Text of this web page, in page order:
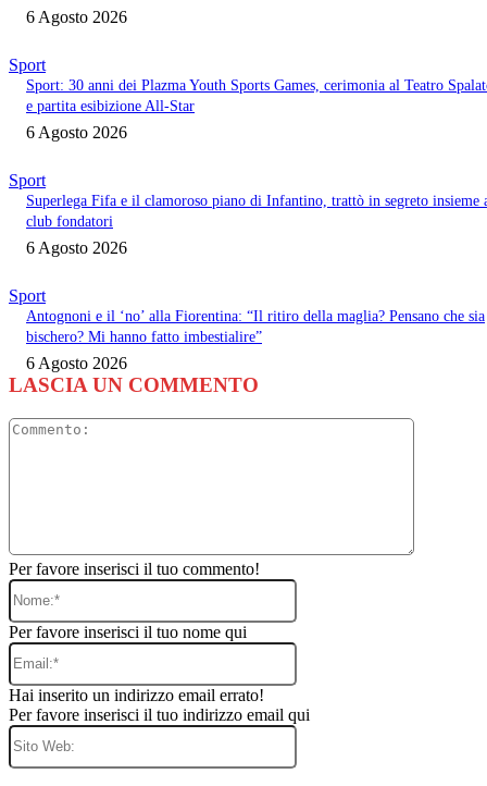
6 Agosto 2026
Sport
Sport: 30 anni dei Plazma Youth Sports Games, cerimonia al Teatro
e partita esibizione All-Star
6 Agosto 2026
Sport
Superlega Fifa e il clamoroso piano di Infantino, trattò in segreto insieme
club fondatori
6 Agosto 2026
Sport
Antognoni e il ‘no’ alla Fiorentina: “Il ritiro della maglia? Pensano che sia
bischero? Mi hanno fatto imbestialire”
6 Agosto 2026
LASCIA UN COMMENTO
Per favore inserisci il tuo commento!
Nome:*
Per favore inserisci il tuo nome qui
Email:*
Hai inserito un indirizzo email errato!
Per favore inserisci il tuo indirizzo email qui
Sito